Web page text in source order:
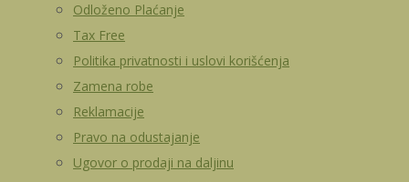
Odloženo Plaćanje
Tax Free
Politika privatnosti i uslovi korišćenja
Zamena robe
Reklamacije
Pravo na odustajanje
Ugovor o prodaji na daljinu